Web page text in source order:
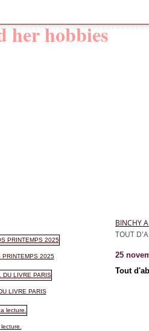
PRINTEMPS 2025
LIVRE PARIS
BINCHY
TOUT
25
Tout